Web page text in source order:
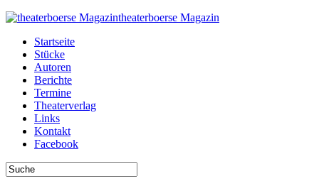
theaterboerse Magazin
Startseite
Stücke
Autoren
Berichte
Termine
Theaterverlag
Links
Kontakt
Facebook